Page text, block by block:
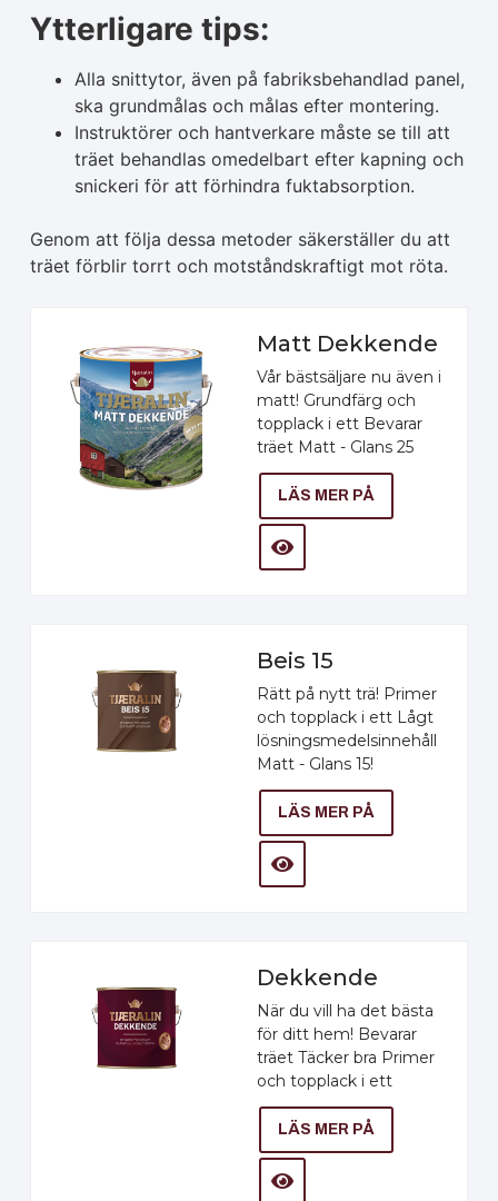
Ytterligare tips:
Alla snittytor, även på fabriksbehandlad panel,
ska grundmålas och målas efter montering.
Instruktörer och hantverkare måste se till att
träet behandlas omedelbart efter kapning och
snickeri för att förhindra fuktabsorption.
Genom att följa dessa metoder säkerställer du att
träet förblir torrt och motståndskraftigt mot röta.
Matt Dekkende
Vår bästsäljare nu även i
matt! Grundfärg och
topplack i ett Bevarar
träet Matt - Glans 25
LÄS MER PÅ
Beis 15
Rätt på nytt trä! Primer
och topplack i ett Lågt
lösningsmedelsinnehåll
Matt - Glans 15!
LÄS MER PÅ
Dekkende
När du vill ha det bästa
för ditt hem! Bevarar
träet Täcker bra Primer
och topplack i ett
LÄS MER PÅ